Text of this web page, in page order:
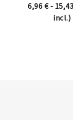
6,96 € - 15,43
incl.)